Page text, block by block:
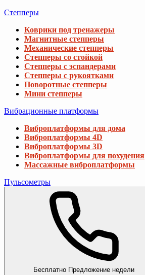
Степперы
Коврики под тренажеры
Магнитные степперы
Механические степперы
Степперы со стойкой
Степперы с эспандерами
Степперы с рукоятками
Поворотные степперы
Мини степперы
Вибрационные платформы
Виброплатформы для дома
Виброплатформы 4D
Виброплатформы 3D
Виброплатформы для похудения
Массажные виброплатформы
Пульсометры
Бесплатно Предложение недели